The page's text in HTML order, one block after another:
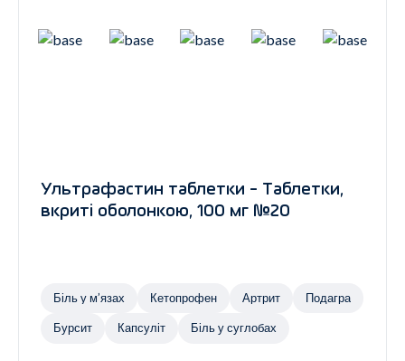
Ультрафастин таблетки - Таблетки,
вкриті оболонкою, 100 мг №20
Біль у м’язах Кетопрофен Артрит Подагра
Бурсит Капсуліт Біль у суглобах